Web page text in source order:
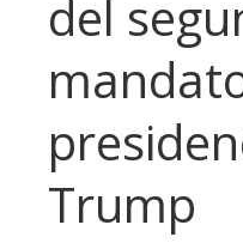
del
Trump